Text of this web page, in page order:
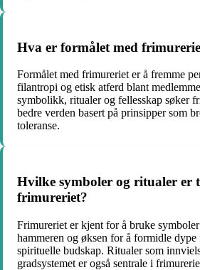
Hva er formålet med
Formålet med frimureriet er å fremme
filantropi og etisk atferd blant
symbolikk, ritualer og fellesskap søker
bedre verden basert på prinsipper som
toleranse.
Hvilke symboler og ritualer er
frimureriet?
Frimureriet er kjent for å bruke
hammeren og øksen for å formidle
spirituelle budskap. Ritualer som
gradsystemet er også sentrale i